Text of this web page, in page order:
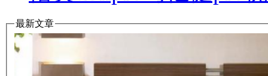
最新文章